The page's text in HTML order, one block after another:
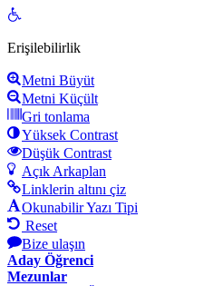
Open
Erişilebilirlik
Metni Büyüt
Metni Küçült
Gri tonlama
Yüksek Contrast
Düşük Contrast
Açık Arkaplan
Linklerin altını çiz
Okunabilir Yazı Tipi
Reset
Bize ulaşın
Aday Öğrenci
Mezunlar